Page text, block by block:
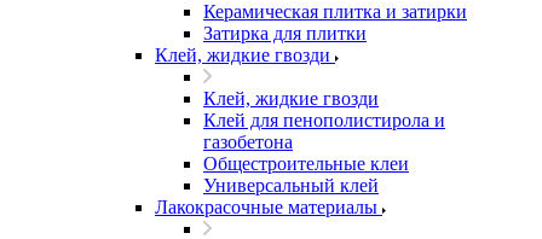
Керамическая плитка и затирки
Затирка для плитки
Клей, жидкие гвозди
Клей, жидкие гвозди
Клей для пенополистирола и
газобетона
Общестроительные клеи
Универсальный клей
Лакокрасочные материалы